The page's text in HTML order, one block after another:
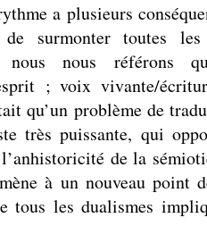
a plusieurs
surmonter toutes
nous nous référons
; voix vivante/
qu’un problème de
très puissante, qui
de la
à un nouveau point
tous les dualismes